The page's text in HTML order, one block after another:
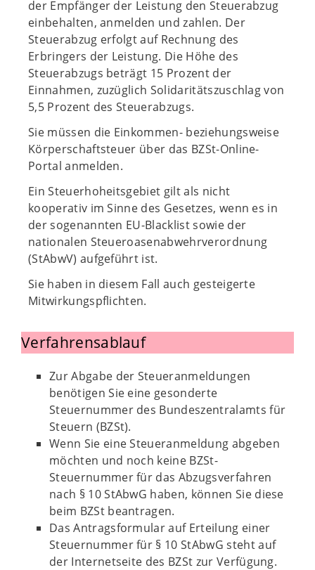
der Empfänger der Leistung den Steuerabzug
einbehalten, anmelden und zahlen. Der
Steuerabzug erfolgt auf Rechnung des
Erbringers der Leistung. Die Höhe des
Steuerabzugs beträgt 15 Prozent der
Einnahmen, zuzüglich Solidaritätszuschlag von
5,5 Prozent des Steuerabzugs.
Sie müssen die Einkommen- beziehungsweise
Körperschaftsteuer über das BZSt-Online-
Portal anmelden.
Ein Steuerhoheitsgebiet gilt als nicht
kooperativ im Sinne des Gesetzes, wenn es in
der sogenannten EU-Blacklist sowie der
nationalen Steueroasenabwehrverordnung
(StAbwV) aufgeführt ist.
Sie haben in diesem Fall auch gesteigerte
Mitwirkungspflichten.
Verfahrensablauf
Zur Abgabe der Steueranmeldungen
benötigen Sie eine gesonderte
Steuernummer des Bundeszentralamts für
Steuern (BZSt).
Wenn Sie eine Steueranmeldung abgeben
möchten und noch keine BZSt-
Steuernummer für das Abzugsverfahren
nach § 10 StAbwG haben, können Sie diese
beim BZSt beantragen.
Das Antragsformular auf Erteilung einer
Steuernummer für § 10 StAbwG steht auf
der Internetseite des BZSt zur Verfügung.